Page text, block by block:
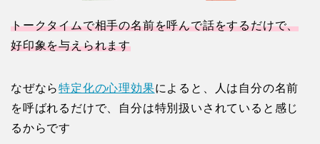
トークタイムで相手の名前を呼んで話をするだけで、
好印象を与えられます
なぜなら特定化の心理効果によると、人は自分の名前
を呼ばれるだけで、自分は特別扱いされていると感じ
るからです